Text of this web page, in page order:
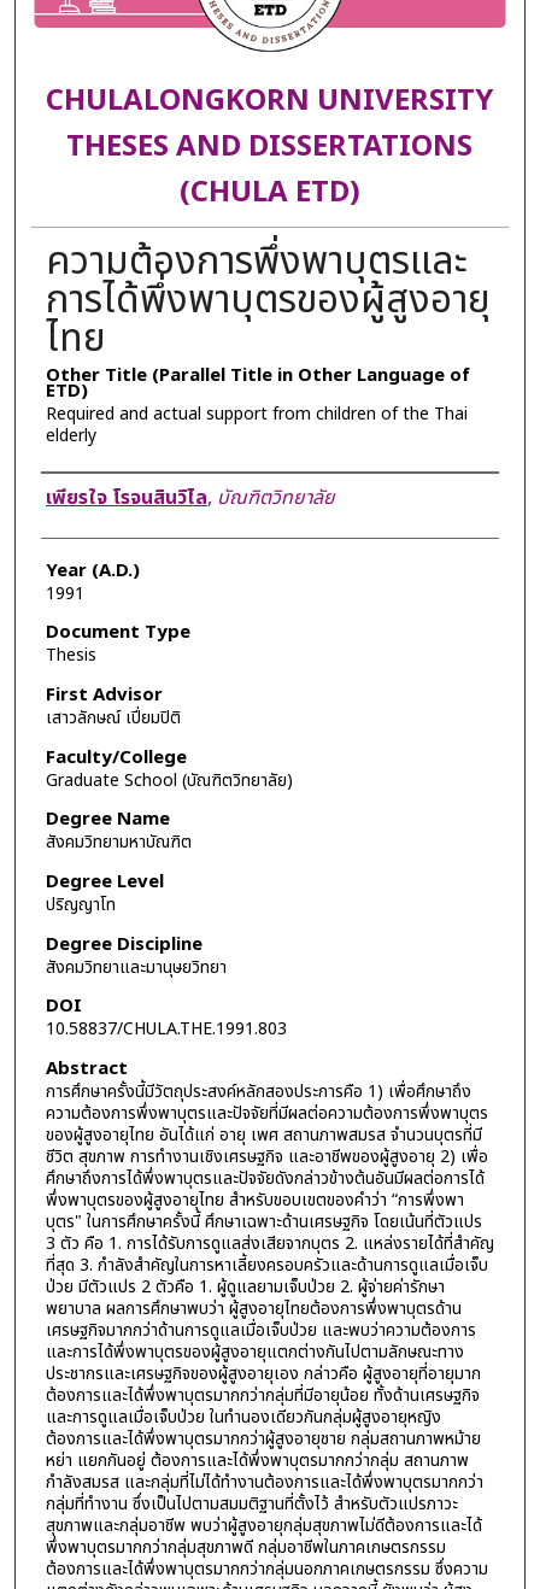
CHULALONGKORN UNIVERSITY
THESES AND DISSERTATIONS
(CHULA ETD)
ความต้องการพึ่งพาบุตรและ
การได้พึ่งพาบุตรของผู้สูงอายุ
ไทย
Other Title (Parallel Title in Other Language of
ETD)
Required and actual support from children of the Thai
elderly
Author
เพียรใจ โรจนสินวิไล, บัณฑิตวิทยาลัย
Year (A.D.)
1991
Document Type
Thesis
First Advisor
เสาวลักษณ์ เปี่ยมปิติ
Faculty/College
Graduate School (บัณฑิตวิทยาลัย)
Degree Name
สังคมวิทยามหาบัณฑิต
Degree Level
ปริญญาโท
Degree Discipline
สังคมวิทยาและมานุษยวิทยา
DOI
10.58837/CHULA.THE.1991.803
Abstract
การศึกษาครั้งนี้มีวัตถุประสงค์หลักสองประการคือ 1) เพื่อศึกษาถึง
ความต้องการพึ่งพาบุตรและปัจจัยที่มีผลต่อความต้องการพึ่งพาบุตร
ของผู้สูงอายุไทย อันได้แก่ อายุ เพศ สถานภาพสมรส จำนวนบุตรที่มี
ชีวิต สุขภาพ การทำงานเชิงเศรษฐกิจ และอาชีพของผู้สูงอายุ 2) เพื่อ
ศึกษาถึงการได้พึ่งพาบุตรและปัจจัยดังกล่าวข้างต้นอันมีผลต่อการได้
พึ่งพาบุตรของผู้สูงอายุไทย สำหรับขอบเขตของคำว่า “การพึ่งพา
บุตร" ในการศึกษาครั้งนี้ ศึกษาเฉพาะด้านเศรษฐกิจ โดยเน้นที่ตัวแปร
3 ตัว คือ 1. การได้รับการดูแลส่งเสียจากบุตร 2. แหล่งรายได้ที่สำคัญ
ที่สุด 3. กำลังสำคัญในการหาเลี้ยงครอบครัวและด้านการดูแลเมื่อเจ็บ
ป่วย มีตัวแปร 2 ตัวคือ 1. ผู้ดูแลยามเจ็บป่วย 2. ผู้จ่ายค่ารักษา
พยาบาล ผลการศึกษาพบว่า ผู้สูงอายุไทยต้องการพึ่งพาบุตรด้าน
เศรษฐกิจมากกว่าด้านการดูแลเมื่อเจ็บป่วย และพบว่าความต้องการ
และการได้พึ่งพาบุตรของผู้สูงอายุแตกต่างกันไปตามลักษณะทาง
ประชากรและเศรษฐกิจของผู้สูงอายุเอง กล่าวคือ ผู้สูงอายุที่อายุมาก
ต้องการและได้พึ่งพาบุตรมากกว่ากลุ่มที่มีอายุน้อย ทั้งด้านเศรษฐกิจ
และการดูแลเมื่อเจ็บป่วย ในทำนองเดียวกันกลุ่มผู้สูงอายุหญิง
ต้องการและได้พึ่งพาบุตรมากกว่าผู้สูงอายุชาย กลุ่มสถานภาพหม้าย
หย่า แยกกันอยู่ ต้องการและได้พึ่งพาบุตรมากกว่ากลุ่ม สถานภาพ
กำลังสมรส และกลุ่มที่ไม่ได้ทำงานต้องการและได้พึ่งพาบุตรมากกว่า
กลุ่มที่ทำงาน ซึ่งเป็นไปตามสมมติฐานที่ตั้งไว้ สำหรับตัวแปรภาวะ
สุขภาพและกลุ่มอาชีพ พบว่าผู้สูงอายุกลุ่มสุขภาพไม่ดีต้องการและได้
พึ่งพาบุตรมากกว่ากลุ่มสุขภาพดี กลุ่มอาชีพในภาคเกษตรกรรม
ต้องการและได้พึ่งพาบุตรมากกว่ากลุ่มนอกภาคเกษตรกรรม ซึ่งความ